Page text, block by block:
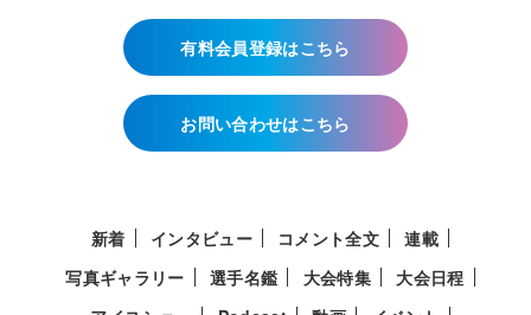
有料会員登録はこちら
お問い合わせはこちら
新着 インタビュー コメント全文
連載
写真ギャラリー
選手名鑑 大会特集
大会日程